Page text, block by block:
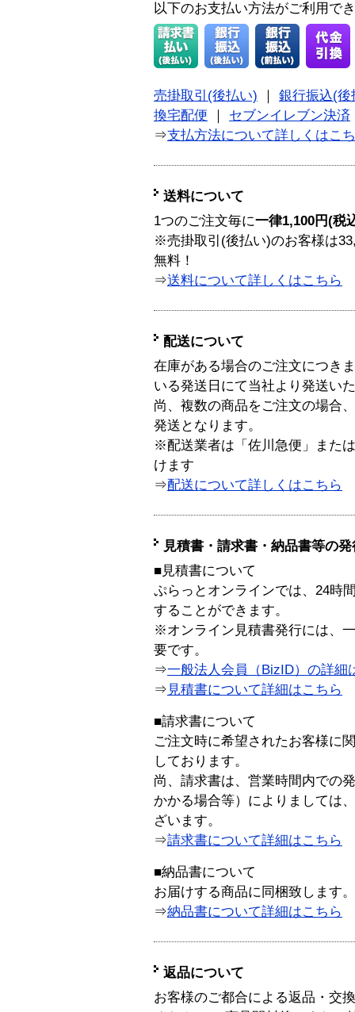
以下のお支払い方法がご利用で
売掛取引(後払い)
銀行振込(後
換宅配便
セブンイレブン決済
⇒支払方法について詳しくはこ
送料について
1つのご注文毎に一律1,100円(税
※売掛取引(後払い)のお客様は
無料！
⇒送料について詳しくはこちら
配送について
在庫がある場合のご注文につき
いる発送日にて当社より発送い
尚、複数の商品をご注文の場合
発送となります。
※配送業者は「佐川急便」また
けます
⇒配送について詳しくはこちら
見積書・請求書・納品書等の
■見積書について
ぷらっとオンラインでは、24時
することができます。
※オンライン見積書発行には、
要です。
⇒一般法人会員（BizID）の詳細
⇒ 見積書について詳細はこちら
■請求書について
ご注文時に希望されたお客様に
しております。
尚、請求書は、営業時間内での
かかる場合等）によりましては
ざいます。
⇒請求書について詳細はこちら
■納品書について
お届けする商品に同梱致します。
⇒納品書について詳細はこちら
返品について
お客様のご都合による返品・交